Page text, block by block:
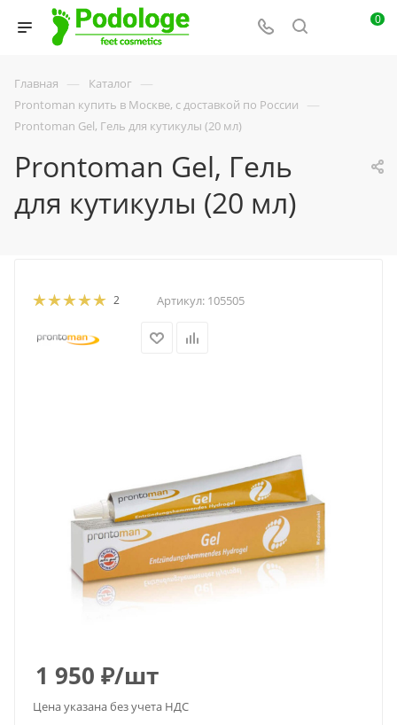
0
Главная — Каталог —
Prontoman купить в Москве, с доставкой по России —
Prontoman Gel, Гель для кутикулы (20 мл)
Prontoman Gel, Гель
для кутикулы (20 мл)
2 Артикул: 105505
1 950 ₽/шт
Цена указана без учета НДС